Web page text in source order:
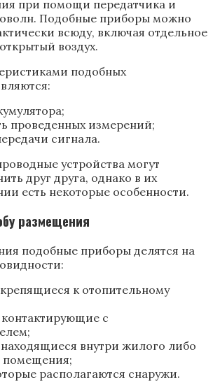
при помощи передатчика и
Подобные приборы можно
всюду, включая отдельное
воздух.
подобных
проведенных измерений;
сигнала.
устройства могут
друг друга, однако в их
есть некоторые особенности.
размещения
подобные приборы делятся на
к отопительному
с
внутри жилого либо
помещения;
располагаются снаружи.